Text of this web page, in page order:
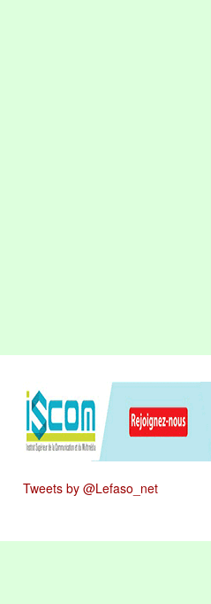
Tweets by @Lefaso_net